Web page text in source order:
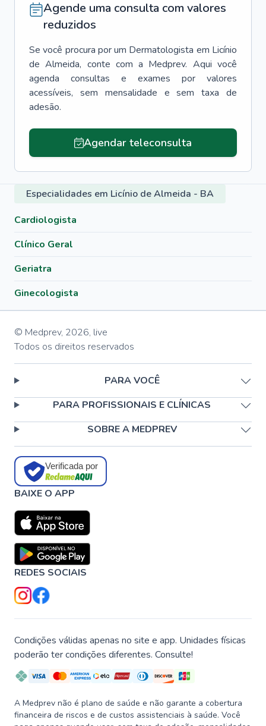
Agende uma consulta com valores
reduzidos
Se você procura por um Dermatologista em Licínio
de Almeida, conte com a Medprev. Aqui você
agenda consultas e exames por valores
acessíveis, sem mensalidade e sem taxa de
adesão.
Agendar teleconsulta
Especialidades em Licínio de Almeida - BA
Cardiologista
Clínico Geral
Geriatra
Ginecologista
© Medprev, 2026, live
Todos os direitos reservados
PARA VOCÊ
PARA PROFISSIONAIS E CLÍNICAS
SOBRE A MEDPREV
Verificada por
BAIXE O APP
REDES SOCIAIS
Condições válidas apenas no site e app. Unidades físicas
poderão ter condições diferentes. Consulte!
A Medprev não é plano de saúde e não garante a cobertura
financeira de riscos e de custos assistenciais à saúde. Você